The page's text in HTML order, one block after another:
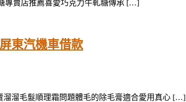
專賣店推薦喜愛巧克力牛軋糖傳承 […]
東汽機車借款
溜毛髮順理霜問題體毛的除毛膏適合愛用真心 […]